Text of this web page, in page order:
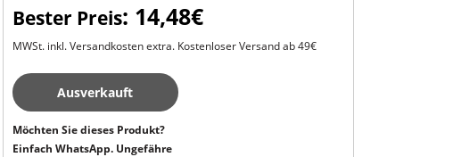
Bester Preis: 14,48€
MWSt. inkl. Versandkosten extra. Kostenloser Versand ab 49€
Ausverkauft
Möchten Sie dieses Produkt?
Einfach WhatsApp. Ungefähre